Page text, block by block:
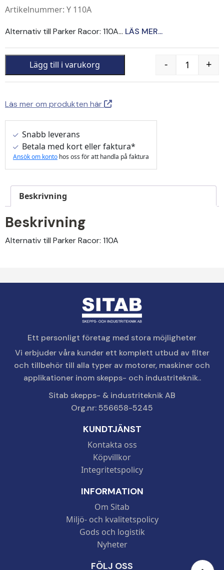
Artikelnummer: Y 110A
Alternativ till Parker Racor: 110A... LÄS MER...
Quantity
- +
Lägg till i varukorg
Läs mer om produkten här
Snabb leverans
Betala med kort eller faktura*
Ansök om konto hos oss för att handla på faktura
Beskrivning
Beskrivning
Alternativ till Parker Racor: 110A
Ett personligt företag med stora möjligheter
Vi erbjuder våra kunder ett komplett utbud av filter
och tillbehör till alla typer av motorer, maskiner och
applikationer inom skepps- och industriteknik..
Sitab skepps- & industriteknik AB
Org.nr: 556658-5245
KUNDTJÄNST
Kontakta oss
Köpvillkor
Integritetspolicy
INFORMATION
Om Sitab
Miljö- och kvalitetspolicy
Gods och logistik
Nyheter
FÖLJ OSS